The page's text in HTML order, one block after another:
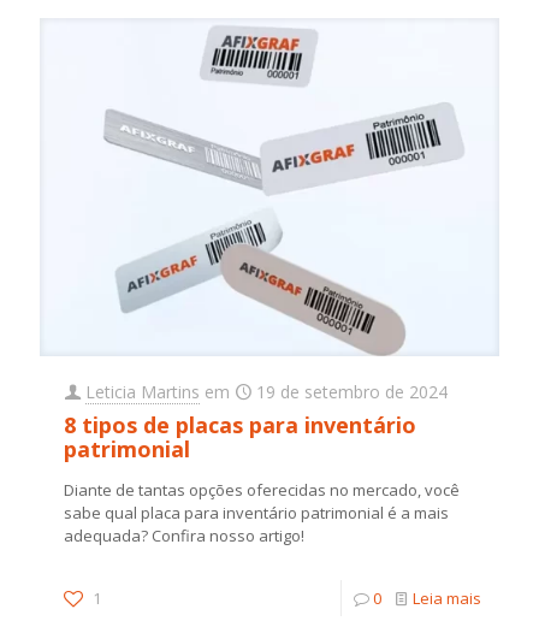
Leticia Martins em 19 de setembro de 2024
8 tipos de placas para inventário
patrimonial
Diante de tantas opções oferecidas no mercado, você
sabe qual placa para inventário patrimonial é a mais
adequada? Confira nosso artigo!
1 0 Leia mais